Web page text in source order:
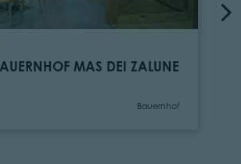
MAS DEI ZALUNE
Kategorie
Bauernhof